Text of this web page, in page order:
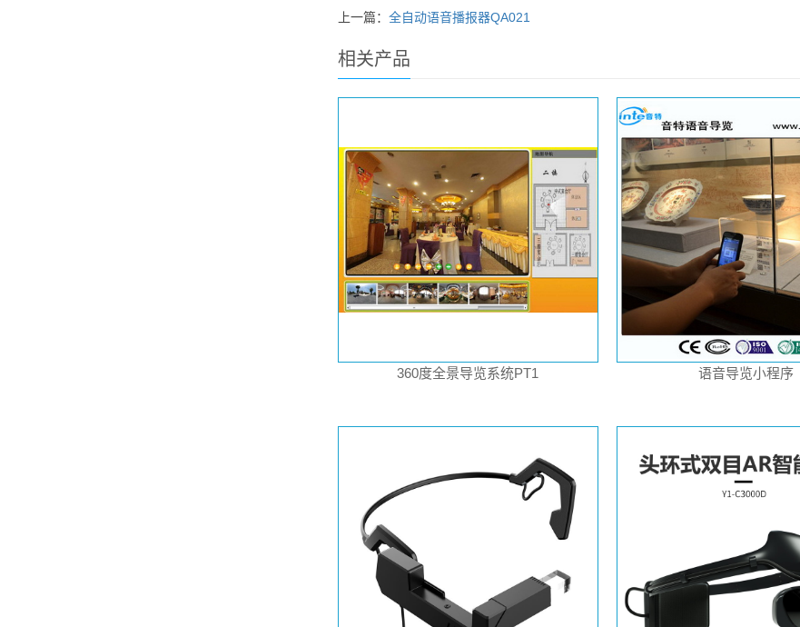
上一篇： 全自动语音播报器QA021
相关产品
360度全景导览系统PT1 语音导览小程序